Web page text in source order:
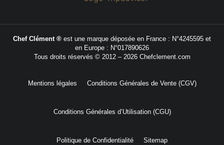
Chef Clément ® est une marque déposée en France : N°4245595 et
en Europe : N°017890626
Tous droits réservés © 2012 – 2026 Chefclement.com
Mentions légales Conditions Générales de Vente (CGV)
Conditions Générales d’Utilisation (CGU)
Politique de Confidentialité Sitemap